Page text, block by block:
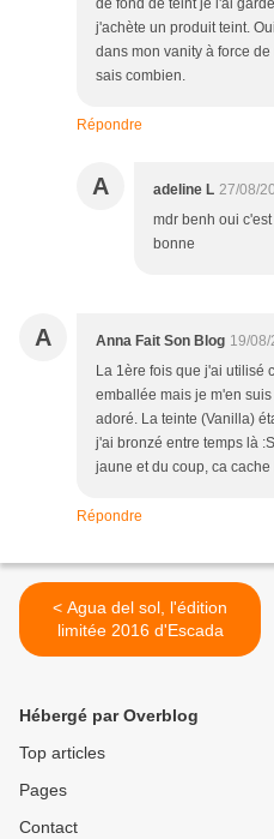
de fond de teint je l'ai
j'achète un produit teint.
dans mon vanity à force
sais combien.
Répondre
A adeline L 27/08/
mdr benh oui
bonne
A Anna Fait Son Blog 19/
La 1ère fois que j'ai utilisé
emballée mais je m'en
adoré. La teinte (Vanilla)
j'ai bronzé entre temps là
jaune et du coup, ca
Répondre
< Agua del sol, l'édition
limitée 2016 d'Escada
Hébergé par Overblog
Top articles
Pages
Contact